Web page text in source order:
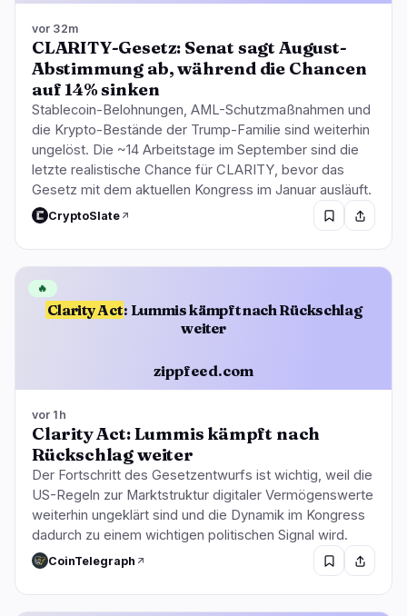
vor 32m
CLARITY-Gesetz: Senat sagt August-
Abstimmung ab, während die Chancen
auf 14% sinken
Stablecoin-Belohnungen, AML-Schutzmaßnahmen und
die Krypto-Bestände der Trump-Familie sind weiterhin
ungelöst. Die ~14 Arbeitstage im September sind die
letzte realistische Chance für CLARITY, bevor das
Gesetz mit dem aktuellen Kongress im Januar ausläuft.
CryptoSlate
Clarity Act: Lummis kämpft nach Rückschlag
weiter
zippfeed.com
🔥
vor 1h
Clarity Act: Lummis kämpft nach
Rückschlag weiter
Der Fortschritt des Gesetzentwurfs ist wichtig, weil die
US-Regeln zur Marktstruktur digitaler Vermögenswerte
weiterhin ungeklärt sind und die Dynamik im Kongress
dadurch zu einem wichtigen politischen Signal wird.
CoinTelegraph